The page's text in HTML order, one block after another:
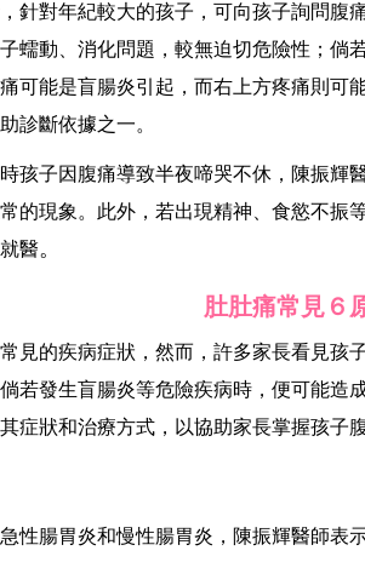
針對年紀較大的孩子，可向孩子詢問腹
蠕動、消化問題，較無迫切危險性；倘
可能是盲腸炎引起，而右上方疼痛則可
診斷依據之一。
孩子因腹痛導致半夜啼哭不休，陳振輝
的現象。此外，若出現精神、食慾不振
醫。
肚肚痛常見６
見的疾病症狀，然而，許多家長看見孩
若發生盲腸炎等危險疾病時，便可能造
症狀和治療方式，以協助家長掌握孩子
性腸胃炎和慢性腸胃炎，陳振輝醫師表